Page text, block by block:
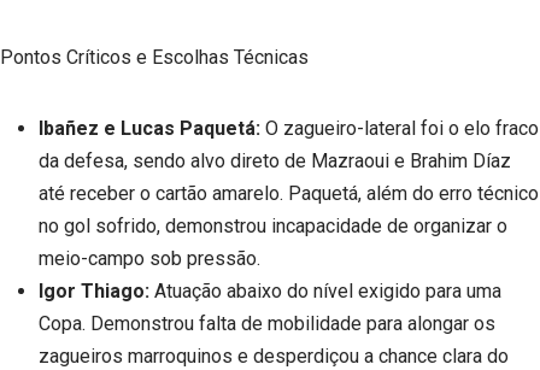
Pontos Críticos e Escolhas Técnicas
Ibañez e Lucas Paquetá: O zagueiro-lateral foi o elo fraco
da defesa, sendo alvo direto de Mazraoui e Brahim Díaz
até receber o cartão amarelo. Paquetá, além do erro técnico
no gol sofrido, demonstrou incapacidade de organizar o
meio-campo sob pressão.
Igor Thiago: Atuação abaixo do nível exigido para uma
Copa. Demonstrou falta de mobilidade para alongar os
zagueiros marroquinos e desperdiçou a chance clara do